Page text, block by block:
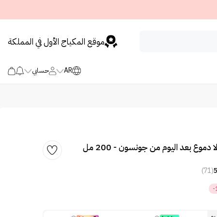
موقع المكياج الأول في المملكة
AR حسابي
بعد اليوم من جونسون - 200 مل
5
(71)
-